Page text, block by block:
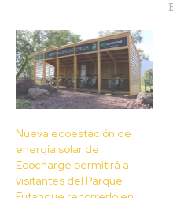
Nueva ecoestación de
energía solar de
Ecocharge permitirá a
visitantes del Parque